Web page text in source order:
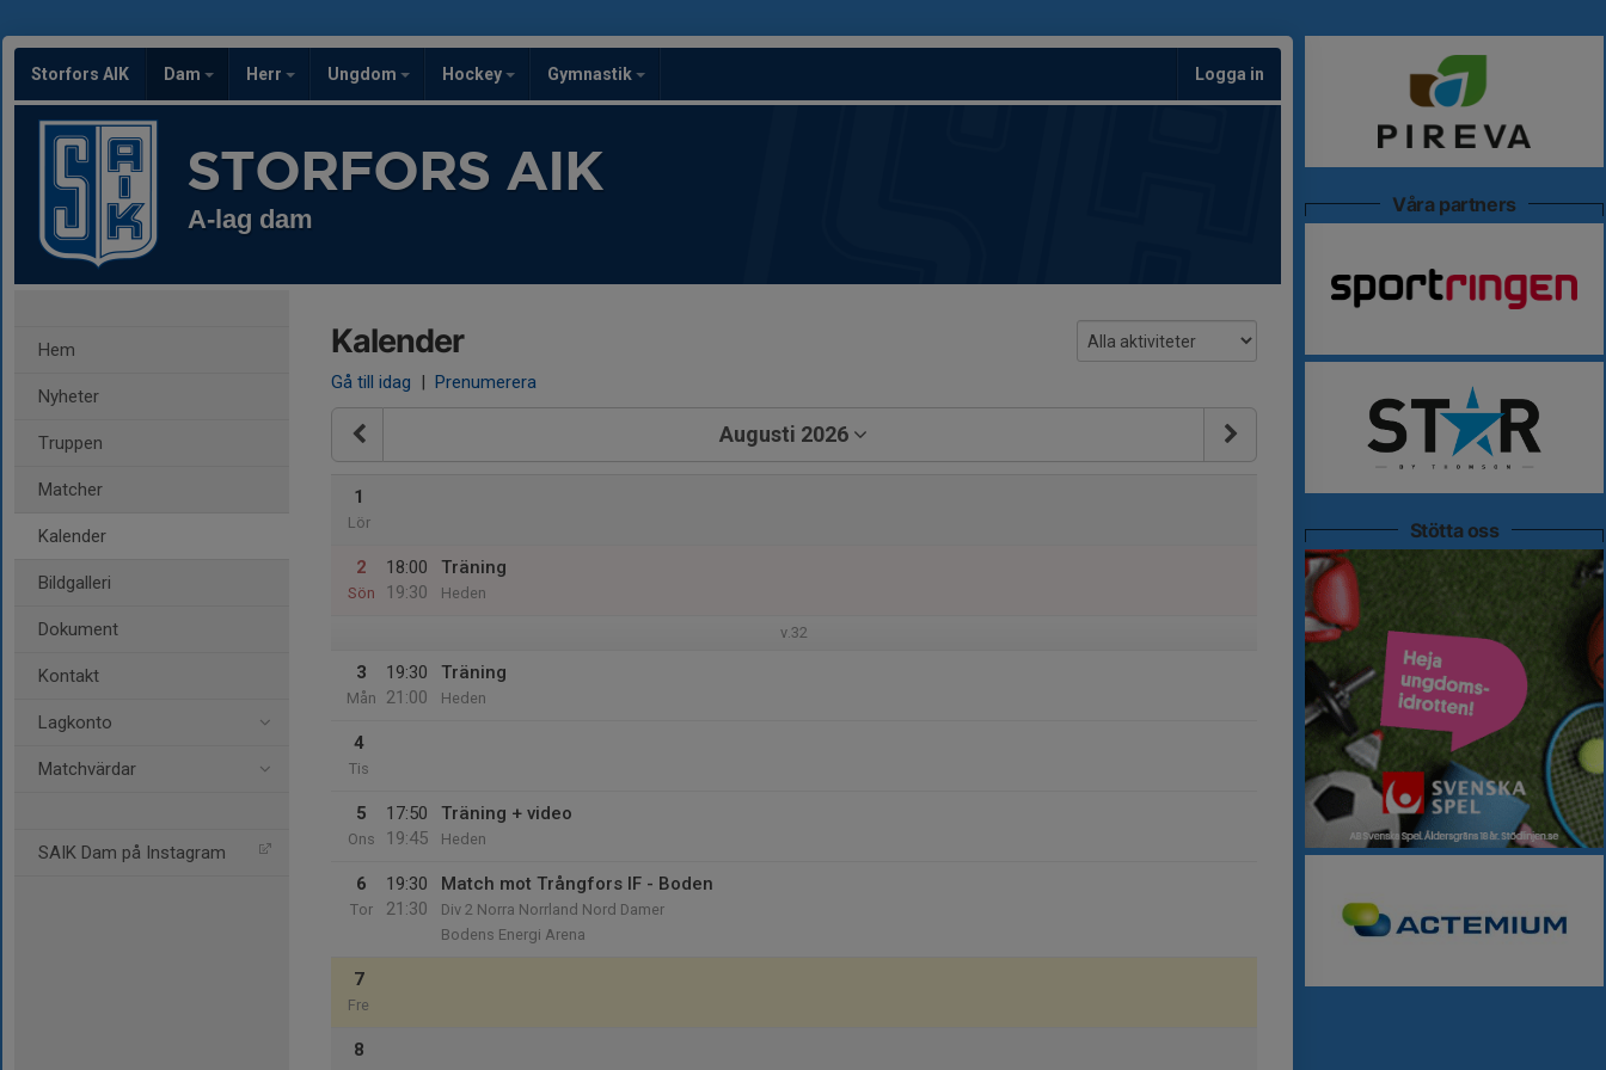
Storfors AIK Dam Herr Ungdom Hockey Gymnastik Logga in
STORFORS AIK
A-lag dam
Hem
Nyheter
Truppen
Matcher
Kalender
Bildgalleri
Dokument
Kontakt
Lagkonto
Matchvärdar
SAIK Dam på Instagram
Kalender
Gå till idag | Prenumerera
Augusti 2026
1
Lör
2
Sön
18:00
19:30
Träning
Heden
v.32
3
Mån
19:30
21:00
Träning
Heden
4
Tis
5
Ons
17:50
19:45
Träning + video
Heden
6
Tor
19:30
21:30
Match mot Trångfors IF - Boden
Div 2 Norra Norrland Nord Damer
Bodens Energi Arena
7
Fre
8
Våra partners
Stötta oss